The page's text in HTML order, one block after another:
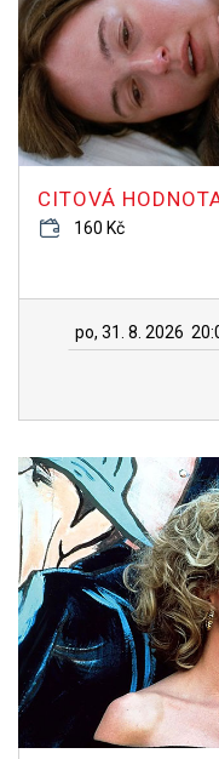
CITOVÁ
160 Kč
po, 31. 8. 2026